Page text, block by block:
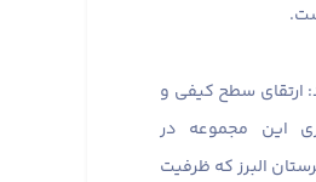
ارتقای سطح کیفی و
این مجموعه در
البرز که ظرفیت